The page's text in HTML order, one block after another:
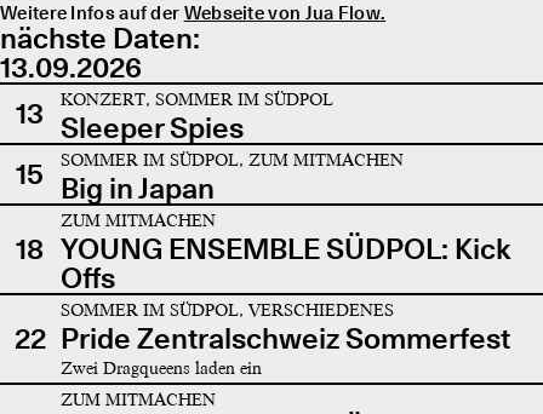
Weitere Infos auf der Webseite von Jua Flow.
nächste Daten:
13.09.2026
13
KONZERT, SOMMER IM SÜDPOL
Sleeper Spies
15
SOMMER IM SÜDPOL, ZUM MITMACHEN
Big in Japan
18
ZUM MITMACHEN
YOUNG ENSEMBLE SÜDPOL: Kick
Offs
22
SOMMER IM SÜDPOL, VERSCHIEDENES
Pride Zentralschweiz Sommerfest
Zwei Dragqueens laden ein
ZUM MITMACHEN